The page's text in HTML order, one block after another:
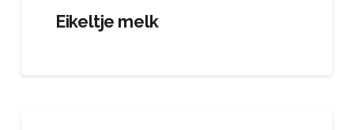
Eikeltje melk